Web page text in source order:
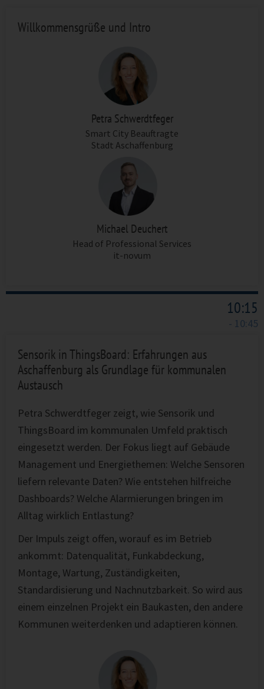
Willkommensgrüße und Intro
Petra Schwerdtfeger
Smart City Beauftragte
Stadt Aschaffenburg
Michael Deuchert
Head of Professional Services
it-novum
10:15
- 10:45
Sensorik in ThingsBoard: Erfahrungen aus
Aschaffenburg als Grundlage für kommunalen
Austausch
Petra Schwerdtfeger zeigt, wie Sensorik und
ThingsBoard im kommunalen Umfeld praktisch
eingesetzt werden. Der Fokus liegt auf Gebäude
Management und Energiethemen: Welche Sensoren
liefern relevante Daten? Wie entstehen hilfreiche
Dashboards? Welche Alarmierungen bringen im
Alltag wirklich Entlastung?
Der Impuls zeigt offen, worauf es im Betrieb
ankommt: Datenqualität, Funkabdeckung,
Montage, Wartung, Zuständigkeiten,
Standardisierung und Nachnutzbarkeit. So wird aus
einem einzelnen Projekt ein Baukasten, den andere
Kommunen weiterdenken und adaptieren können.